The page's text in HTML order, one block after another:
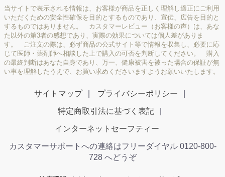
当サイトで表示される情報は、お客様が商品を正しく理解し適正にご利用
いただくための安全性確保を目的とするものであり、宣伝、広告を目的と
するものではありません。 カスタマーレビュー（お客様の声）は、あな
た以外の第3者の感想であり、実際の効果については個人差がありま
す。 ご注文の際は、必ず商品の公式サイト等で情報を収集し、必要に応
じて医師・薬剤師へ相談した上で購入の可否を判断してください。 購入
の最終判断はあなた自身であり、万一、健康被害を被った場合の保証が無
い事を理解したうえで、お買い求めくださいますようお願いいたします。
サイトマップ プライバシーポリシー
特定商取引法に基づく表記
インターネットセーフティー
カスタマーサポートへの連絡はフリーダイヤル 0120-800-
728 へどうぞ